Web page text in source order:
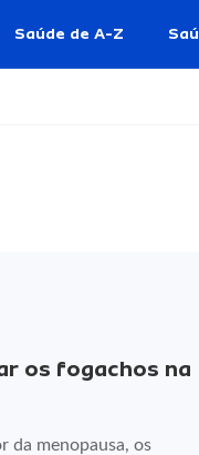
Saúde de A-Z
os fogachos na
da menopausa, os